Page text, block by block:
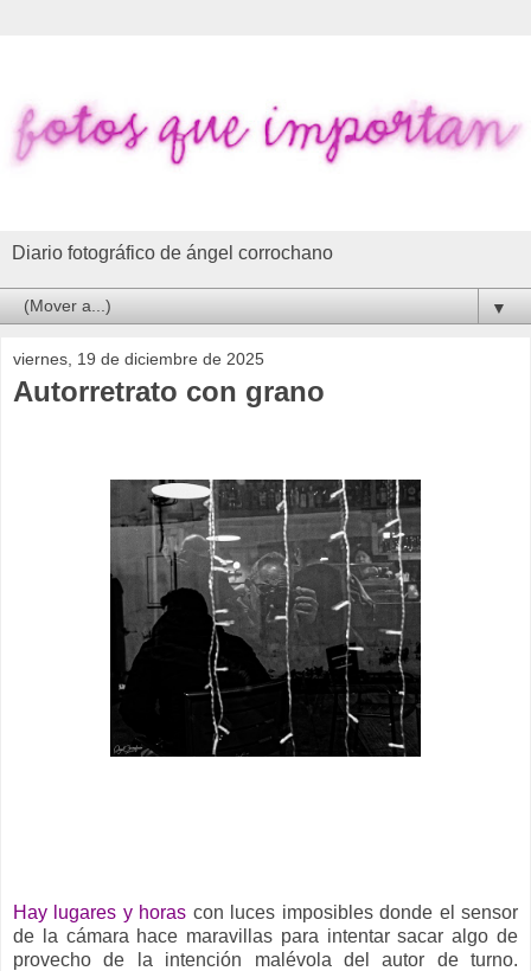
Diario fotográfico de ángel corrochano
▼
viernes, 19 de diciembre de 2025
Autorretrato con grano
Hay lugares y horas con luces imposibles donde el sensor
de la cámara hace maravillas para intentar sacar algo de
provecho de la intención malévola del autor de turno.